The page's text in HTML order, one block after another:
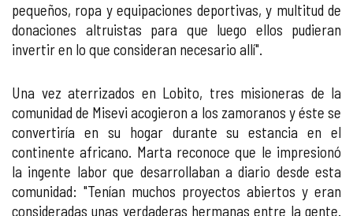
pequeños, ropa y equipaciones deportivas, y multitud de
donaciones altruistas para que luego ellos pudieran
invertir en lo que consideran necesario allí".
Una vez aterrizados en Lobito, tres misioneras de la
comunidad de Misevi acogieron a los zamoranos y éste se
convertiría en su hogar durante su estancia en el
continente africano. Marta reconoce que le impresionó
la ingente labor que desarrollaban a diario desde esta
comunidad: "Tenían muchos proyectos abiertos y eran
consideradas unas verdaderas hermanas entre la gente.